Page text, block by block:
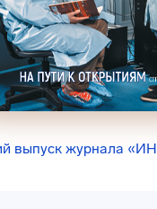
выпуск журнала